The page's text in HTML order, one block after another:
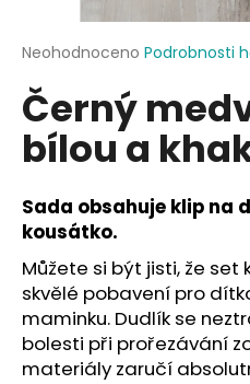
Průměrné
produktu
je
0,0
hvězdiček.
Neohodnoceno Podrobnosti
Černý
bílou a
Sada obsahuje klip na
kousátko.
Můžete si být jisti, že
skvělé pobavení pro
maminku. Dudlík se
bolesti při prořezávání
materiály zaručí
j
í
t
?
D
o